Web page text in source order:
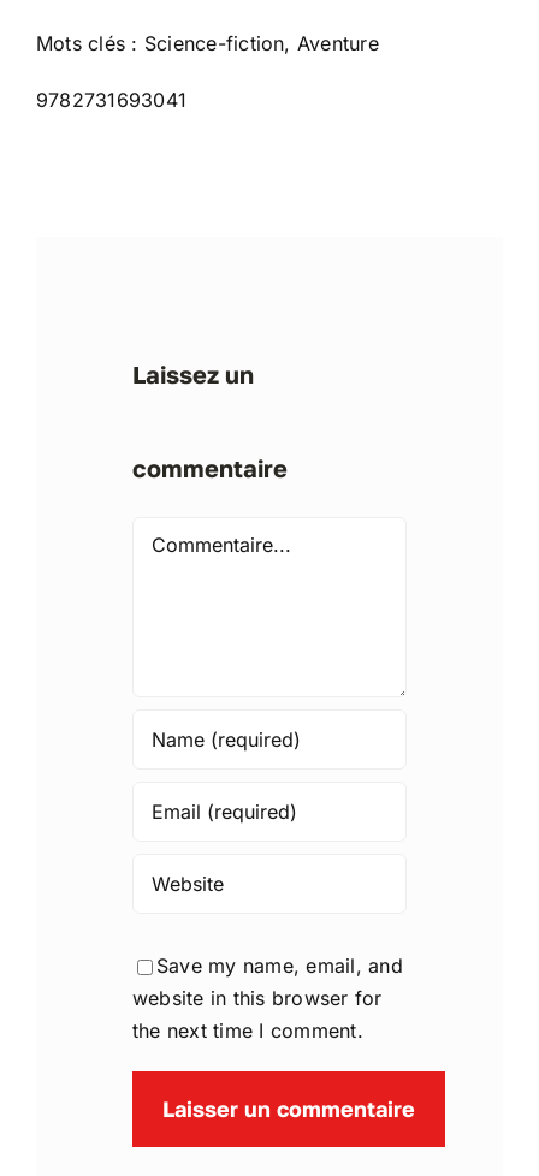
Mots clés : Science-fiction, Aventure
9782731693041
Laissez un
commentaire
Save my name, email, and
website in this browser for
the next time I comment.